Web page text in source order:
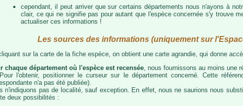
cependant, il peut arriver que sur certains départements nous n'ayons à
clair, ce qui ne signifie pas pour autant que l'espèce concernée s'y trouve
actualiser ces informations !
Les sources des informations (uniquement sur
sur la carte de la fiche espèce, on obtient une carte agrandie, qui donne
chaque département où l'espèce est recensée , nous fournissons au moins une
l'obtenir, positionner le curseur sur le département concerné. Cette
n'a pas été publiée).
n'indiquons pas de localité, sauf exception. En effet, nous ne saurions nous
deux possibilités :